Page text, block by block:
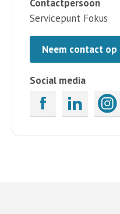
Contactpersoon
Servicepunt Fokus
Neem contact op
Social media